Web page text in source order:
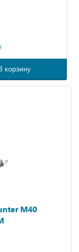
корзину
M40